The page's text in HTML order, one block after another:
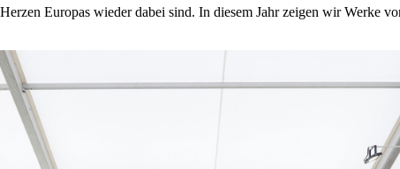
Europas wieder dabei sind. In diesem Jahr zeigen wir Werke